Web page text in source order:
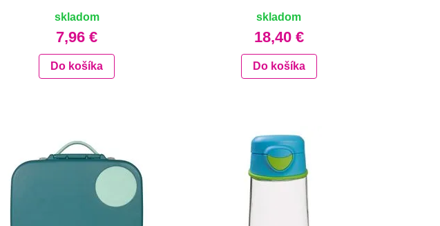
skladom
7,96 €
Do košíka
skladom
18,40 €
Do košíka